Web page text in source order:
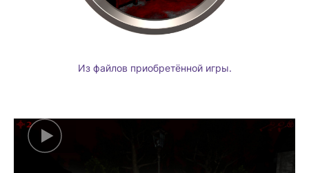
Из файлов приобретённой игры.